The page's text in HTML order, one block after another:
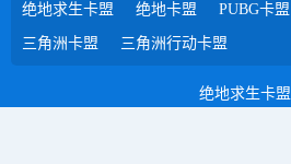
绝地求生卡盟 绝地卡盟 PUBG卡盟
三角洲卡盟 三角洲行动卡盟
绝地求生卡盟